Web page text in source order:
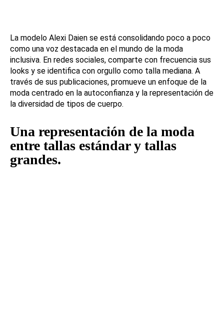
La modelo Alexi Daien se está consolidando poco a poco
como una voz destacada en el mundo de la moda
inclusiva. En redes sociales, comparte con frecuencia sus
looks y se identifica con orgullo como talla mediana. A
través de sus publicaciones, promueve un enfoque de la
moda centrado en la autoconfianza y la representación de
la diversidad de tipos de cuerpo.
Una representación de la moda
entre tallas estándar y tallas
grandes.